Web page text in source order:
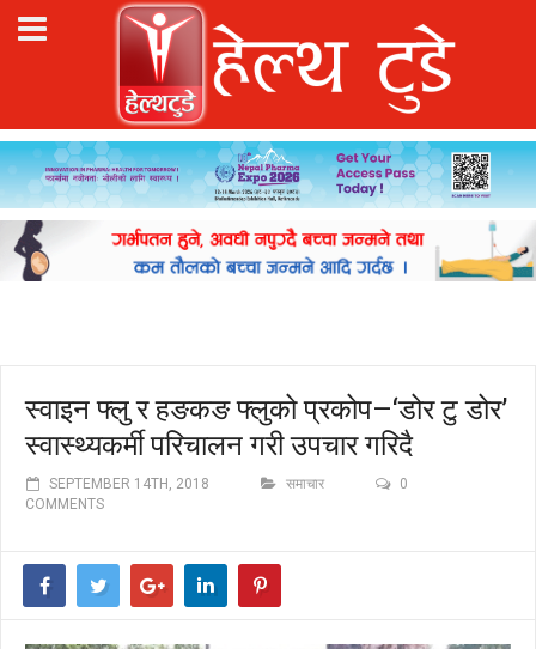
स्वाइन फ्लु र हङकङ फ्लुको प्रकोप–‘डोर टु डोर’
स्वास्थ्यकर्मी परिचालन गरी उपचार गरिदै
SEPTEMBER 14TH, 2018 समाचार
0
COMMENTS